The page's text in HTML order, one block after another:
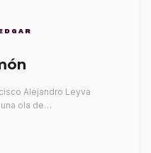
Alejandro Leyva
ola de…